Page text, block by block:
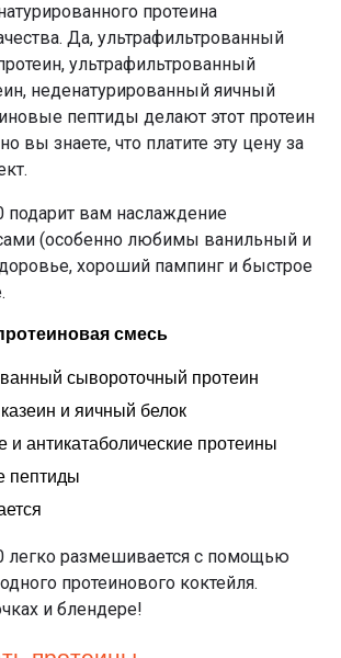
протеина
Да, ультрафильтрованный
ультрафильтрованный
неденатурированный яичный
пептиды делают этот протеин
вы знаете, что платите эту цену за
подарит вам наслаждение
(особенно любимы ванильный и
хороший пампинг и быстрое
смесь
сывороточный протеин
и яичный белок
и антикатаболические протеины
пептиды
легко размешивается с помощью
протеинового коктейля.
и блендере!